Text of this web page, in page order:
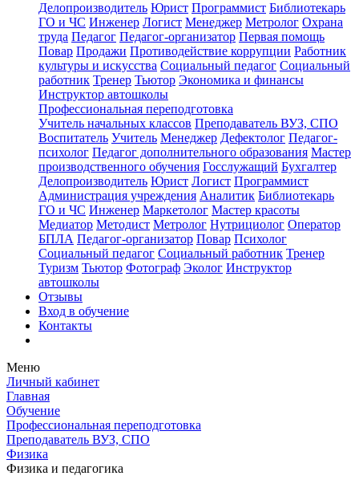
Делопроизводитель Юрист Программист Библиотекарь
ГО и ЧС Инженер Логист Менеджер Метролог Охрана
труда Педагог Педагог-организатор Первая помощь
Повар Продажи Противодействие коррупции Работник
культуры и искусства Социальный педагог Социальный
работник Тренер Тьютор Экономика и финансы
Инструктор автошколы
Профессиональная переподготовка
Учитель начальных классов Преподаватель ВУЗ, СПО
Воспитатель Учитель Менеджер Дефектолог Педагог-
психолог Педагог дополнительного образования Мастер
производственного обучения Госслужащий Бухгалтер
Делопроизводитель Юрист Логист Программист
Администрация учреждения Аналитик Библиотекарь
ГО и ЧС Инженер Маркетолог Мастер красоты
Медиатор Методист Метролог Нутрициолог Оператор
БПЛА Педагог-организатор Повар Психолог
Социальный педагог Социальный работник Тренер
Туризм Тьютор Фотограф Эколог Инструктор
автошколы
Отзывы
Вход в обучение
Контакты
Меню
Личный кабинет
Главная
Обучение
Профессиональная переподготовка
Преподаватель ВУЗ, СПО
Физика
Физика и педагогика